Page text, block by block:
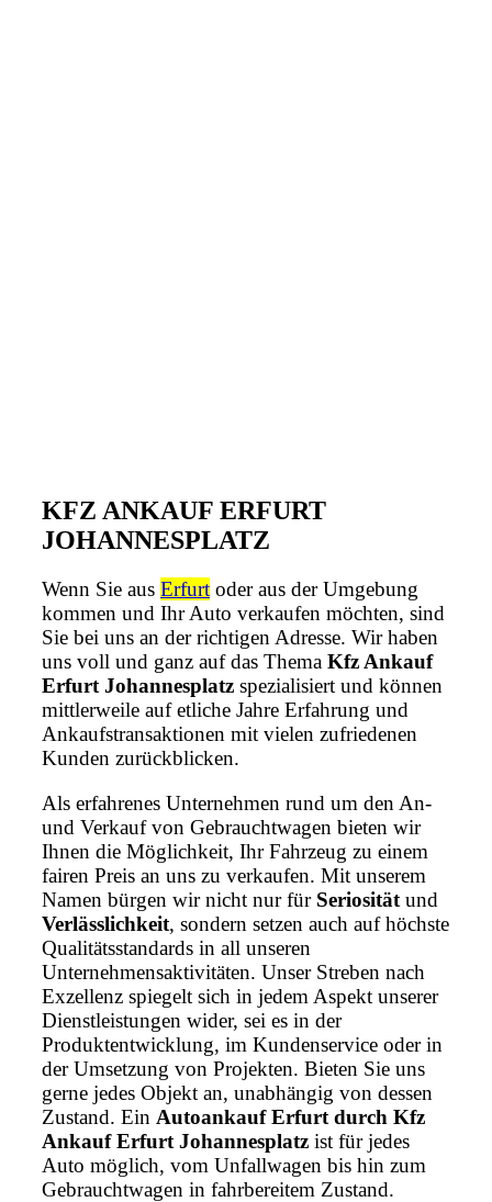
KFZ ANKAUF ERFURT
JOHANNESPLATZ
Wenn Sie aus Erfurt oder aus der Umgebung
kommen und Ihr Auto verkaufen möchten, sind
Sie bei uns an der richtigen Adresse. Wir haben
uns voll und ganz auf das Thema Kfz Ankauf
Erfurt Johannesplatz spezialisiert und können
mittlerweile auf etliche Jahre Erfahrung und
Ankaufstransaktionen mit vielen zufriedenen
Kunden zurückblicken.
Als erfahrenes Unternehmen rund um den An-
und Verkauf von Gebrauchtwagen bieten wir
Ihnen die Möglichkeit, Ihr Fahrzeug zu einem
fairen Preis an uns zu verkaufen. Mit unserem
Namen bürgen wir nicht nur für Seriosität und
Verlässlichkeit, sondern setzen auch auf höchste
Qualitätsstandards in all unseren
Unternehmensaktivitäten. Unser Streben nach
Exzellenz spiegelt sich in jedem Aspekt unserer
Dienstleistungen wider, sei es in der
Produktentwicklung, im Kundenservice oder in
der Umsetzung von Projekten. Bieten Sie uns
gerne jedes Objekt an, unabhängig von dessen
Zustand. Ein Autoankauf Erfurt durch Kfz
Ankauf Erfurt Johannesplatz ist für jedes
Auto möglich, vom Unfallwagen bis hin zum
Gebrauchtwagen in fahrbereitem Zustand.